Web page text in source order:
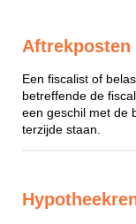
Aftrekposten
Een fiscalist of
betreffende de
een geschil met de
terzijde staan.